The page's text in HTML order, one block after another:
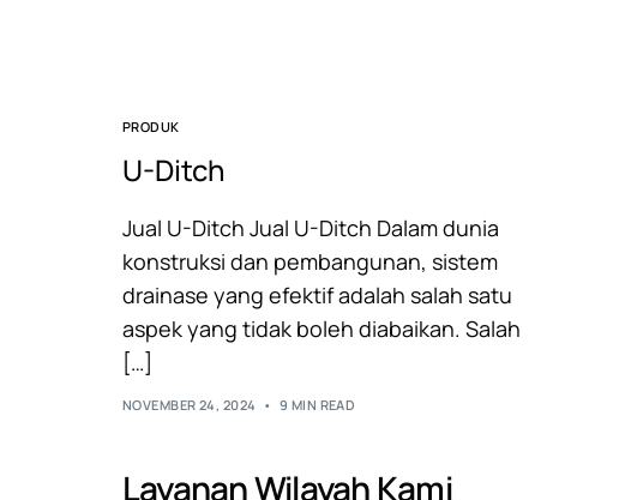
PRODUK
U-Ditch
Jual U-Ditch Jual U-Ditch Dalam dunia
konstruksi dan pembangunan, sistem
drainase yang efektif adalah salah satu
aspek yang tidak boleh diabaikan. Salah
[…]
NOVEMBER 24, 2024 9 MIN READ
Layanan Wilayah Kami